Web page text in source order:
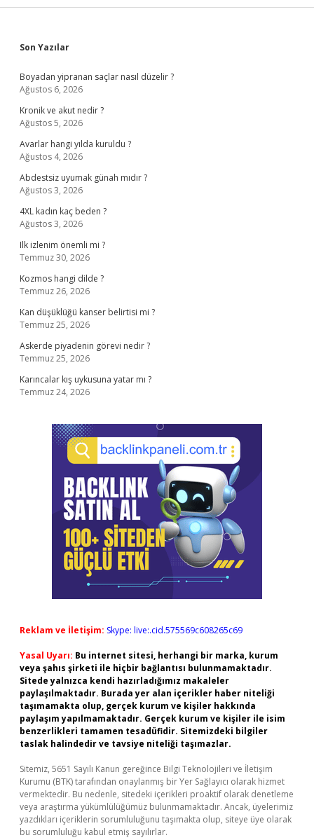
Sidebar
Son Yazılar
Boyadan yipranan saçlar nasıl düzelir ?
Ağustos 6, 2026
Kronik ve akut nedir ?
Ağustos 5, 2026
Avarlar hangi yılda kuruldu ?
Ağustos 4, 2026
Abdestsiz uyumak günah mıdır ?
Ağustos 3, 2026
4XL kadın kaç beden ?
Ağustos 3, 2026
Ilk izlenim önemli mi ?
Temmuz 30, 2026
Kozmos hangi dilde ?
Temmuz 26, 2026
Kan düşüklüğü kanser belirtisi mi ?
Temmuz 25, 2026
Askerde piyadenin görevi nedir ?
Temmuz 25, 2026
Karıncalar kış uykusuna yatar mı ?
Temmuz 24, 2026
Reklam ve İletişim: Skype: live:.cid.575569c608265c69
Yasal Uyarı: Bu internet sitesi, herhangi bir marka, kurum
veya şahıs şirketi ile hiçbir bağlantısı bulunmamaktadır.
Sitede yalnızca kendi hazırladığımız makaleler
paylaşılmaktadır. Burada yer alan içerikler haber niteliği
taşımamakta olup, gerçek kurum ve kişiler hakkında
paylaşım yapılmamaktadır. Gerçek kurum ve kişiler ile isim
benzerlikleri tamamen tesadüfidir. Sitemizdeki bilgiler
taslak halindedir ve tavsiye niteliği taşımazlar.
Sitemiz, 5651 Sayılı Kanun gereğince Bilgi Teknolojileri ve İletişim
Kurumu (BTK) tarafından onaylanmış bir Yer Sağlayıcı olarak hizmet
vermektedir. Bu nedenle, sitedeki içerikleri proaktif olarak denetleme
veya araştırma yükümlülüğümüz bulunmamaktadır. Ancak, üyelerimiz
yazdıkları içeriklerin sorumluluğunu taşımakta olup, siteye üye olarak
bu sorumluluğu kabul etmiş sayılırlar.